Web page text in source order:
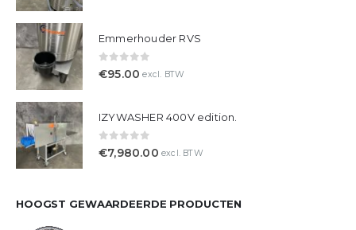
Emmerhouder RVS
0out of 5
€95.00 excl. BTW
IZYWASHER 400V edition.
0out of 5
€7,980.00 excl. BTW
HOOGST GEWAARDEERDE PRODUCTEN